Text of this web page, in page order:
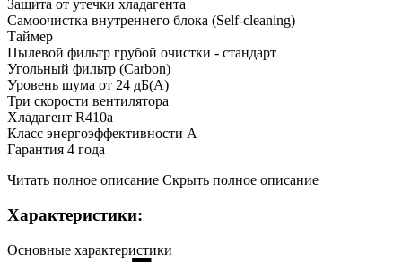
Защита от утечки хладагента
Самоочистка внутреннего блока (Self-cleaning)
Таймер
Пылевой фильтр грубой очистки - стандарт
Угольный фильтр (Carbon)
Уровень шума от 24 дБ(А)
Три скорости вентилятора
Хладагент R410a
Класс энергоэффективности A
Гарантия 4 года
Читать полное описание Скрыть полное описание
Характеристики:
Основные характеристики